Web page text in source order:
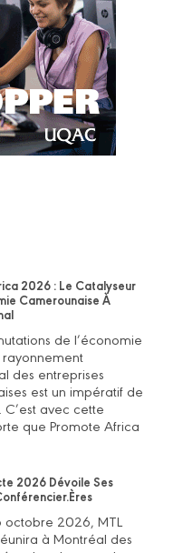
2026 : Le Catalyseur
Camerounaise À
de l’économie
des entreprises
est un impératif de
C’est avec cette
que Promote Africa
2026 Dévoile Ses
octobre 2026, MTL
à Montréal des